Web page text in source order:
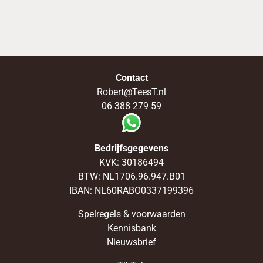
Contact
Robert@TeesT.nl
06 388 279 59
Bedrijfsgegevens
KVK: 30186494
BTW: NL1706.96.947.B01
IBAN: NL60RABO0337199396
Spelregels & voorwaarden
Kennisbank
Nieuwsbrief